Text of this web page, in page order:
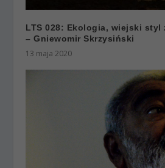
LTS 028: Ekologia, wiejski styl
– Gniewomir Skrzysiński
13 maja 2020